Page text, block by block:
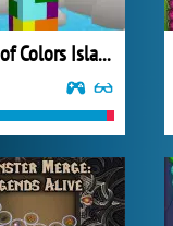
Tower of Colors Island Edition